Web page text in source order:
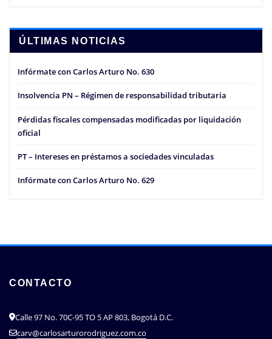
ÚLTIMAS NOTICIAS
Infórmate con Carlos Arturo No. 630
Insolvencia PN – Régimen de responsabilidad tributaria
Pérdidas fiscales compensadas modificadas por liquidación
oficial
PT – Intereses en préstamos a sociedades vinculadas
Infórmate con Carlos Arturo No. 629
CONTACTO
Calle 97 No. 70C-95 TO 5 AP 803, Bogotá D.C.
carv@carlosarturorodriguez.com.co